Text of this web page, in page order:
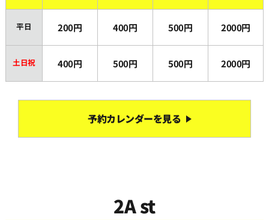
平日 200円 400円 500円 2000円
土日祝 400円 500円 500円 2000円
予約カレンダーを見る
2A st